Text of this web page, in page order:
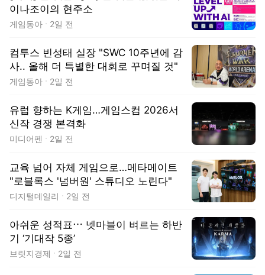
이나조이의 현주소
게임동아 2일 전
컴투스 빈성태 실장 "SWC 10주년에 감
사.. 올해 더 특별한 대회로 꾸며질 것"
게임동아 2일 전
유럽 향하는 K게임…게임스컴 2026서
신작 경쟁 본격화
미디어펜 2일 전
교육 넘어 자체 게임으로…메타메이트
"로블록스 '넘버원' 스튜디오 노린다"
디지털데일리 2일 전
아쉬운 성적표⋯ 넷마블이 벼르는 하반
기 ‘기대작 5종’
브릿지경제 2일 전